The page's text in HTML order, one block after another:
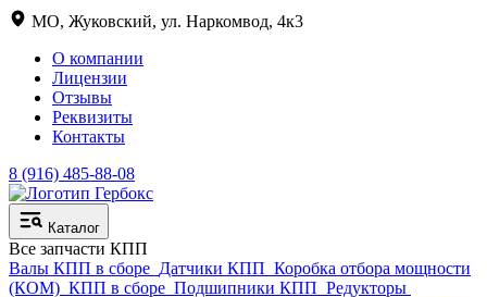
МО, Жуковский, ул. Наркомвод, 4к3
О компании
Лицензии
Отзывы
Реквизиты
Контакты
8 (916) 485-88-08
Каталог
Все запчасти КПП
Валы КПП в сборе Датчики КПП Коробка отбора мощности
(КОМ) КПП в сборе Подшипники КПП Редукторы